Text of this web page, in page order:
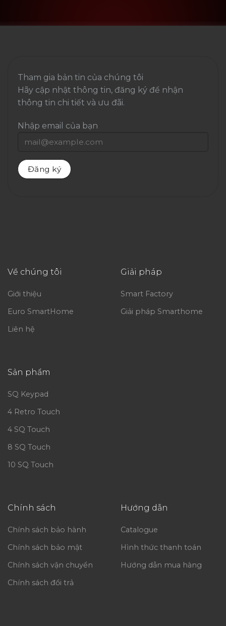
Tham gia bản tin của chúng tôi
Hãy cập nhật thông tin, đăng ký để nhận
thông tin chi tiết và ưu đãi.
Nhập email của bạn
Về chúng tôi
Giới thiệu
Euro SmartHome
Liên hệ
Giải pháp
Smart Factory
Giải pháp Smarthome
Sản phẩm
SQ Keypad
4 Retro Touch
4 SQ Touch
8 SQ Touch
10 SQ Touch
Chính sách
Chính sách bảo hành
Chính sách bảo mật
Chính sách vận chuyển
Chính sách đổi trả
Hướng dẫn
Catalogue
Hình thức thanh toán
Hướng dẫn mua hàng